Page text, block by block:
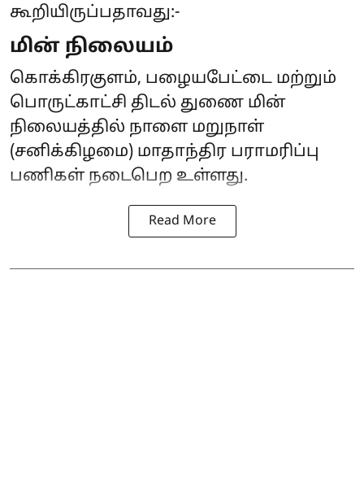
கூறியிருப்பதாவது:-
மின் நிலையம்
கொக்கிரகுளம், பழையபேட்டை மற்றும்
பொருட்காட்சி திடல் துணை மின்
நிலையத்தில் நாளை மறுநாள்
(சனிக்கிழமை) மாதாந்திர பராமரிப்பு
பணிகள் நடைபெற உள்ளது.
Read More